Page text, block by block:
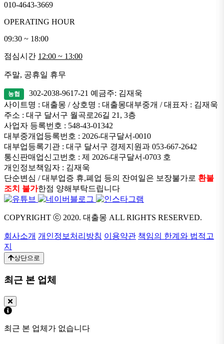
010-4643-3669
OPERATING HOUR
09:30 ~ 18:00
점심시간 12:00 ~ 13:00
주말, 공휴일 휴무
농협 302-2038-9617-21 예금주: 김재욱
사이트명 : 대출몽 / 상호명 : 대출몽대부중개 / 대표자 : 김재욱
주소 : 대구 달서구 월곡로26길 21, 3층
사업자 등록번호 : 548-43-01342
대부중개업등록번호 : 2026-대구달서-0010
대부업등록기관 : 대구 달서구 경제지원과 053-667-2642
통신판매업신고번호 : 제 2026-대구달서-0703 호
개인정보책임자 : 김재욱
단순변심 / 대부업증 휴,폐업 등의 잔여일은 보장불가로 환불
조치 불가한점 양해부탁드립니다
COPYRIGHT ⓒ 2020. 대출몽 ALL RIGHTS RESERVED.
회사소개 개인정보처리방침 이용약관 책임의 한계와 법적고
지
상단으로
최근 본 업체
최근 본 업체가 없습니다